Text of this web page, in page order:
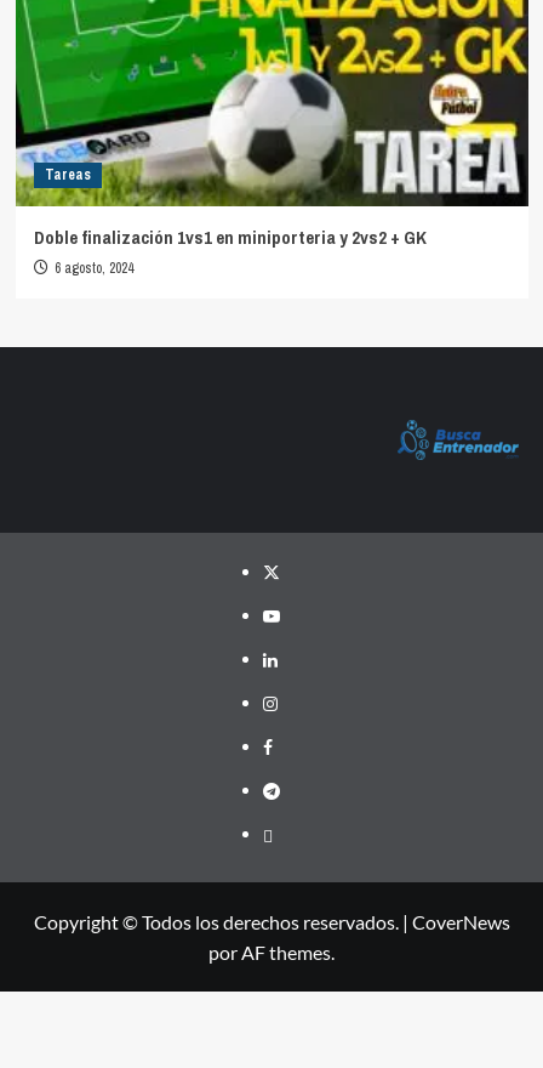
Tareas
Doble finalización 1vs1 en miniporteria y 2vs2 + GK
6 agosto, 2024
Twitter
YouTube
LinkedIn
Instagram
Facebook
Telegram
PayPal
Copyright © Todos los derechos reservados. | CoverNews
por AF themes.